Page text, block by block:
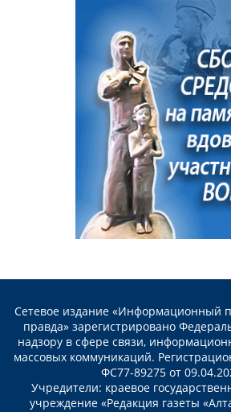
Сетевое издание «Информационный
правда» зарегистрировано
надзору в сфере связи,
массовых коммуникаций.
ФС77-89275 от
Учредители: краевое
учреждение «Редакция газеты